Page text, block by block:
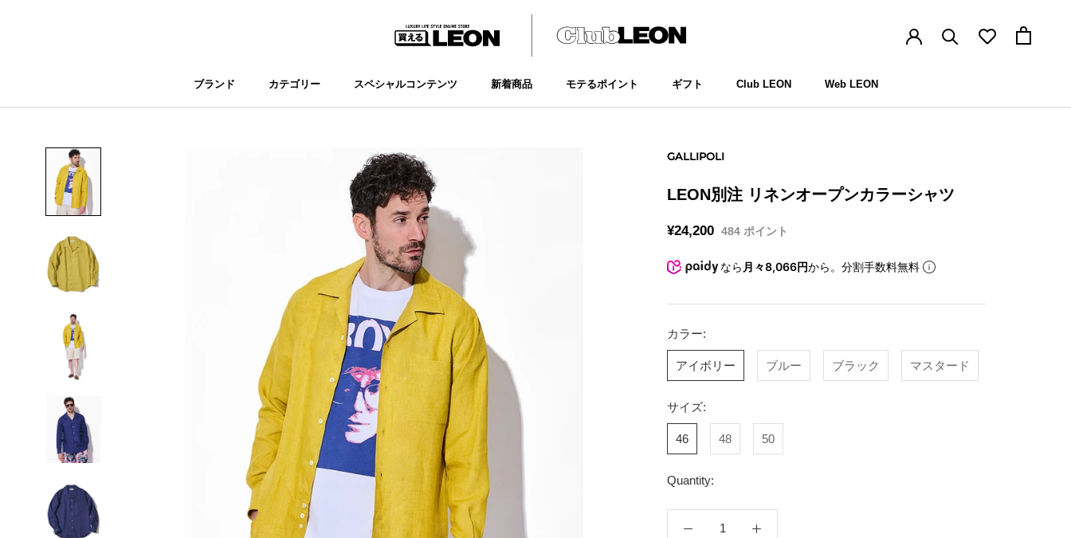
ブランド
カテゴリー スペシャルコンテンツ
新着商品
モテるポイント
ギフト
Club LEON
Web LEON
GALLIPOLI
LEON別注 リネンオープンカラーシャツ
¥24,200 484 ポイント
なら 月々8,066円から。分割手数料無料
カラー:
アイボリー ブルー ブラック マスタード
サイズ:
46 48 50
Quantity: